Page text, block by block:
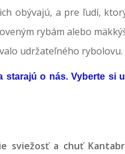
obývajú, a pre ľudí,
rybám alebo
udržateľného rybolovu.
o nás. Vyberte si
sviežosť a chuť